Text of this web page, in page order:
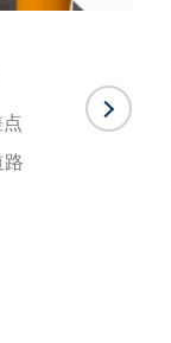
路